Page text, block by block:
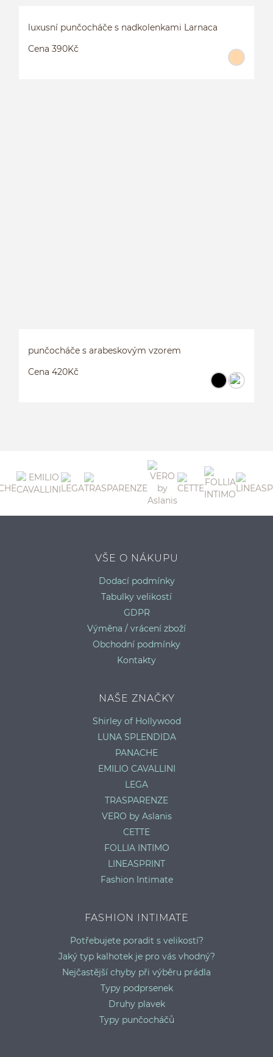
luxusní punčocháče s nadkolenkami Larnaca
Cena 390Kč
punčocháče s arabeskovým vzorem
Cena 420Kč
VŠE O NÁKUPU
Dodací podmínky
Tabulky velikostí
GDPR
Výměna / vrácení zboží
Obchodní podmínky
Kontakty
NAŠE ZNAČKY
Shirley of Hollywood
LUNA SPLENDIDA
PANACHE
EMILIO CAVALLINI
LEGA
TRASPARENZE
VERO by Aslanis
CETTE
FOLLIA INTIMO
LINEASPRINT
Fashion Intimate
FASHION INTIMATE
Potřebujete poradit s velikostí?
Jaký typ kalhotek je pro vás vhodný?
Nejčastější chyby při výběru prádla
Typy podprsenek
Druhy plavek
Typy punčocháčů